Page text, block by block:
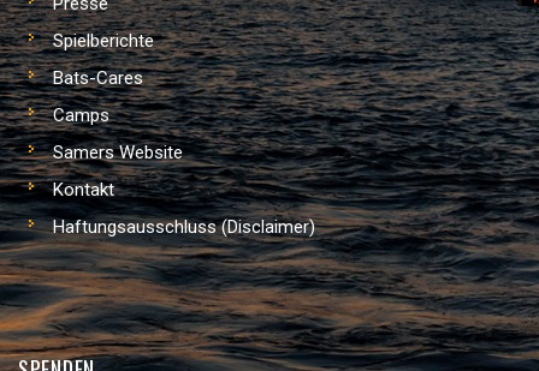
Spielberichte
Bats-Cares
Camps
Samers Website
Kontakt
Haftungsausschluss (Disclaimer)